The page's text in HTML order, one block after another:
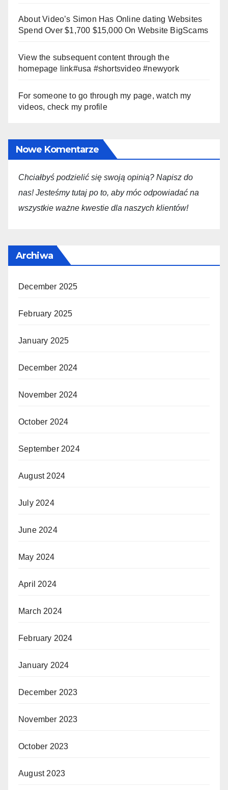
About Video’s Simon Has Online dating Websites
Spend Over $1,700 $15,000 On Website BigScams
View the subsequent content through the
homepage link#usa #shortsvideo #newyork
For someone to go through my page, watch my
videos, check my profile
Nowe Komentarze
Chciałbyś podzielić się swoją opinią? Napisz do
nas! Jesteśmy tutaj po to, aby móc odpowiadać na
wszystkie ważne kwestie dla naszych klientów!
Archiwa
December 2025
February 2025
January 2025
December 2024
November 2024
October 2024
September 2024
August 2024
July 2024
June 2024
May 2024
April 2024
March 2024
February 2024
January 2024
December 2023
November 2023
October 2023
August 2023